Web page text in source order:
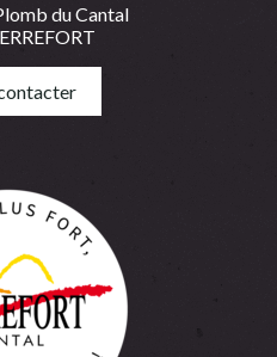
du Cantal